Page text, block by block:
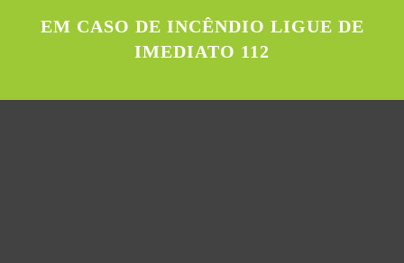
EM CASO DE INCÊNDIO LIGUE DE
IMEDIATO 112